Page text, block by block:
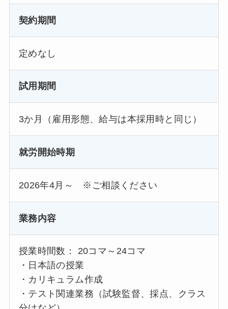
契約期間
定めなし
試用期間
3か月（雇用形態、給与は本採用時と同じ）
就労開始時期
2026年4月～ ※ご相談ください
業務内容
授業時間数： 20コマ～24コマ
・日本語の授業
・カリキュラム作成
・テスト関連業務（試験監督、採点、クラス